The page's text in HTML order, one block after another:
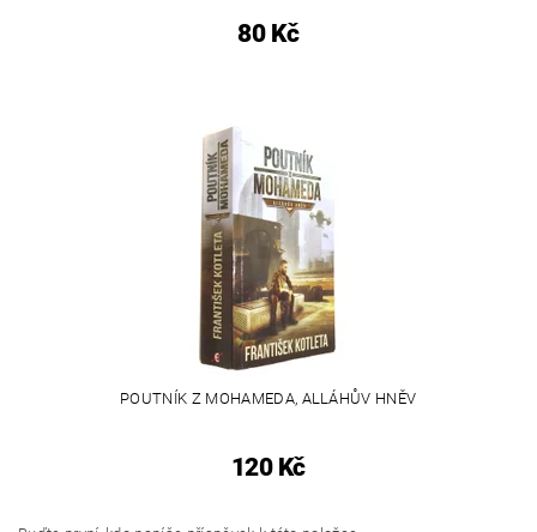
80 Kč
POUTNÍK Z MOHAMEDA, ALLÁHŮV HNĚV
120 Kč